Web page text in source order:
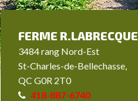
FERME R.LABRECQUE
3484 rang Nord-Est
St-Charles-de-Bellechasse,
QC G0R 2T0
418-887-6740